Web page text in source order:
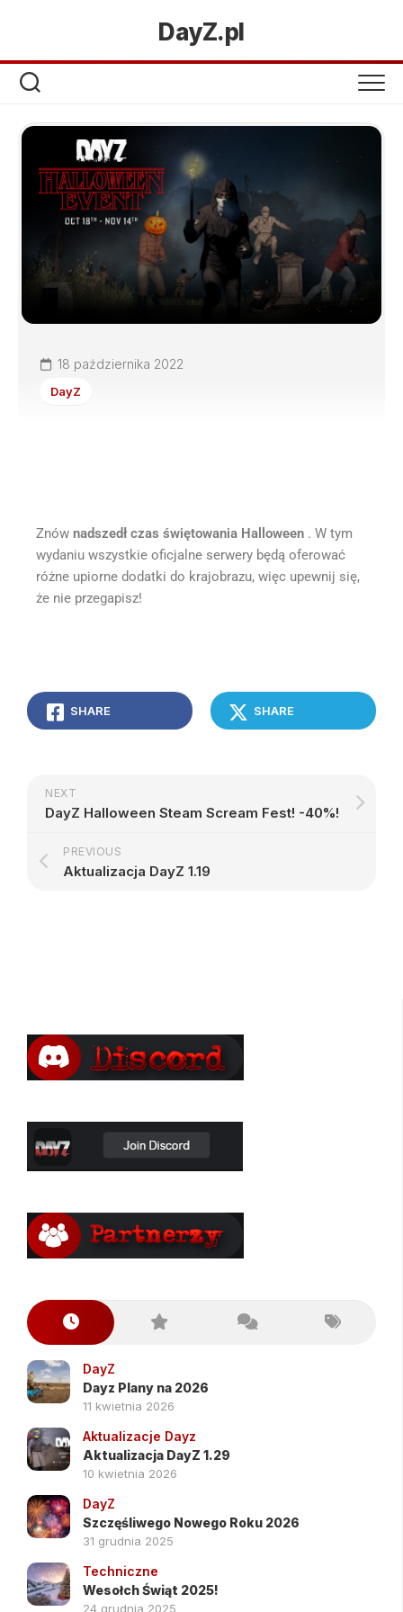
DayZ.pl
18 października 2022
DayZ
Znów nadszedł czas świętowania Halloween . W tym
wydaniu wszystkie oficjalne serwery będą oferować
różne upiorne dodatki do krajobrazu, więc upewnij się,
że nie przegapisz!
SHARE SHARE
NEXT
DayZ Halloween Steam Scream Fest! -40%!
PREVIOUS
Aktualizacja DayZ 1.19
DayZ
Dayz Plany na 2026
11 kwietnia 2026
Aktualizacje Dayz
Aktualizacja DayZ 1.29
10 kwietnia 2026
DayZ
Szczęśliwego Nowego Roku 2026
31 grudnia 2025
Techniczne
Wesołch Świąt 2025!
24 grudnia 2025